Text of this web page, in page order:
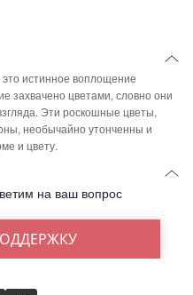
истинное воплощение
захвачено цветами, словно они
Эти роскошные цветы,
необычайно утонченны и
и цвету.
на ваш вопрос